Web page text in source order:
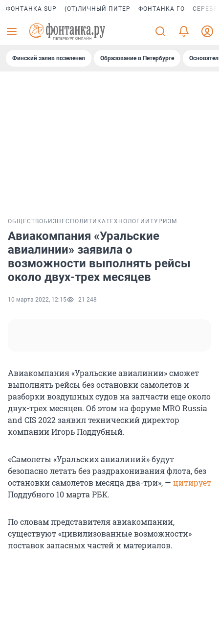
ФОНТАНКА SUP (ОТ)ЛИЧНЫЙ ПИТЕР ФОНТАНКА ГО
Финский залив позеленел Образование в Петербурге
ОБЩЕСТВО БИЗНЕС ПОЛИТИКАТЕХНОЛОГИИ ТУРИЗМ
Авиакомпания «Уральские
авиалинии» заявила о
возможности выполнять рейсы
около двух-трех месяцев
10 марта 2022, 12:15 21 248
Авиакомпания «Уральские авиалинии» сможет
выполнять рейсы без остановки самолетов и
разборки воздушных судов на запчасти еще около
двух-трех месяцев. Об этом на форуме MRO Russia
and CIS 2022 заявил технический директор
компании Игорь Поддубный.
«Самолеты «Уральских авиалиний» будут
безопасно летать без раздраконивания флота, без
остановки самолетов месяца два-три», — цитирует
Поддубного 10 марта РБК.
По словам представителя авиакомпании,
существуют «цивилизованные возможности»
поставок запасных частей и материалов.